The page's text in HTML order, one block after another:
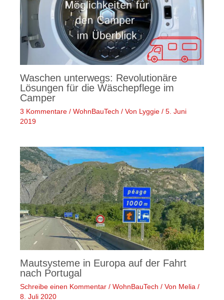
Waschen unterwegs: Revolutionäre
Lösungen für die Wäschepflege im
Camper
3 Kommentare / WohnBauTech / Von Lyggie / 5. Juni
2019
Mautsysteme in Europa auf der Fahrt
nach Portugal
Schreibe einen Kommentar / WohnBauTech / Von Melia /
8. Juli 2020